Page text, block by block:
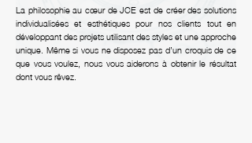
La philosophie au cœur de JCE est de créer des solutions
individualisées et esthétiques pour nos clients tout en
développant des projets utilisant des styles et une approche
unique. Même si vous ne disposez pas d’un croquis de ce
que vous voulez, nous vous aiderons à obtenir le résultat
dont vous rêvez.